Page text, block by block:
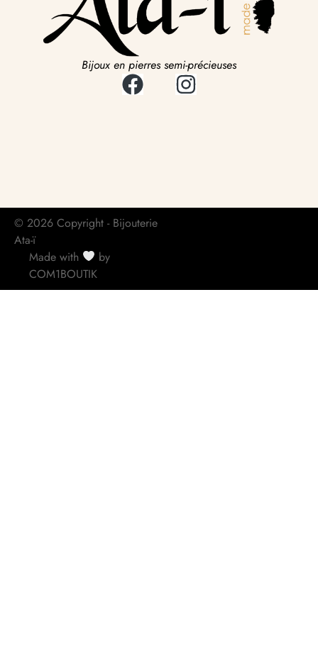
Bijoux en pierres semi-précieuses
© 2026 Copyright - Bijouterie
Ata-ï
Made with
by
COM1BOUTIK